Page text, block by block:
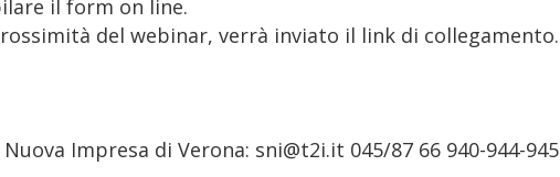
il form on line.
del webinar, verrà inviato il link di collegamento.
Impresa di Verona: sni@t2i.it 045/87 66 940-944-945